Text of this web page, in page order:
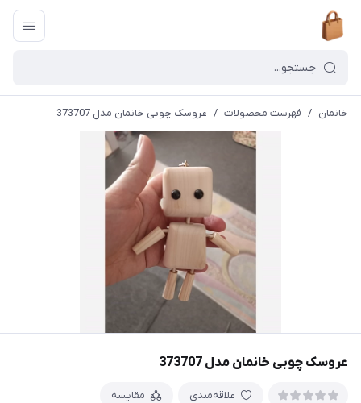
خانمان / فهرست محصولات / عروسک چوبی خانمان مدل 373707
عروسک چوبی خانمان مدل 373707
علاقه‌مندی مقایسه